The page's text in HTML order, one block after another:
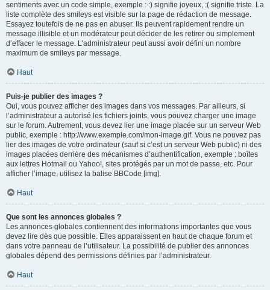
sentiments avec un code simple, exemple : :) signifie joyeux, :( signifie triste. La
liste complète des smileys est visible sur la page de rédaction de message.
Essayez toutefois de ne pas en abuser. Ils peuvent rapidement rendre un
message illisible et un modérateur peut décider de les retirer ou simplement
d’effacer le message. L’administrateur peut aussi avoir défini un nombre
maximum de smileys par message.
Haut
Puis-je publier des images ?
Oui, vous pouvez afficher des images dans vos messages. Par ailleurs, si
l’administrateur a autorisé les fichiers joints, vous pouvez charger une image
sur le forum. Autrement, vous devez lier une image placée sur un serveur Web
public, exemple : http://www.exemple.com/mon-image.gif. Vous ne pouvez pas
lier des images de votre ordinateur (sauf si c’est un serveur Web public) ni des
images placées derrière des mécanismes d’authentification, exemple : boîtes
aux lettres Hotmail ou Yahoo!, sites protégés par un mot de passe, etc. Pour
afficher l’image, utilisez la balise BBCode [img].
Haut
Que sont les annonces globales ?
Les annonces globales contiennent des informations importantes que vous
devez lire dès que possible. Elles apparaissent en haut de chaque forum et
dans votre panneau de l’utilisateur. La possibilité de publier des annonces
globales dépend des permissions définies par l’administrateur.
Haut